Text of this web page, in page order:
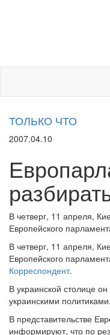
ТОЛЬКО ЧТО
2007.04.10
В четверг, 11 апреля,
Европейского
В четверг, 11 апреля,
Европейского
Корреспондент.
В украинской столице
украинскими политиками.
В представительстве
информируют, что по